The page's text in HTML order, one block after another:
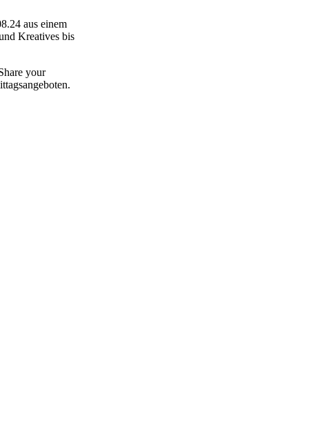
aus einem
Kreatives bis
your